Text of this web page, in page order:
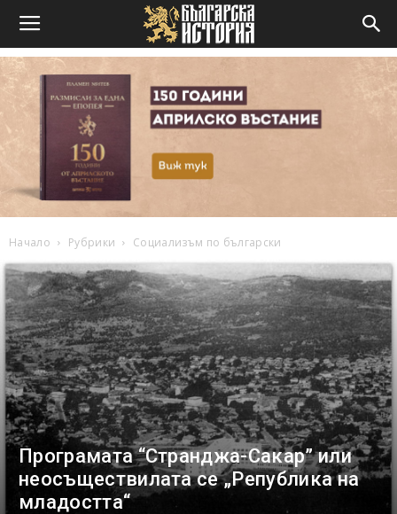
Начало Рубрики Социализъм по български
Програмата “Странджа-Сакар” или
неосъществилата се „Република на
младостта“